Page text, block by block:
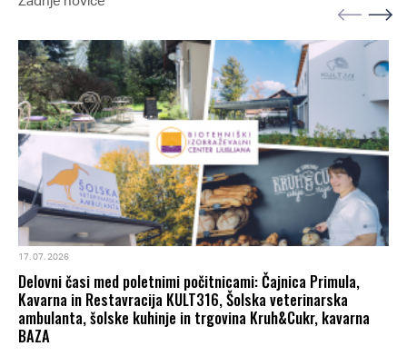
17. 07. 2026
Delovni časi med poletnimi počitnicami: Čajnica Primula,
Kavarna in Restavracija KULT316, Šolska veterinarska
ambulanta, šolske kuhinje in trgovina Kruh&Cukr, kavarna
BAZA